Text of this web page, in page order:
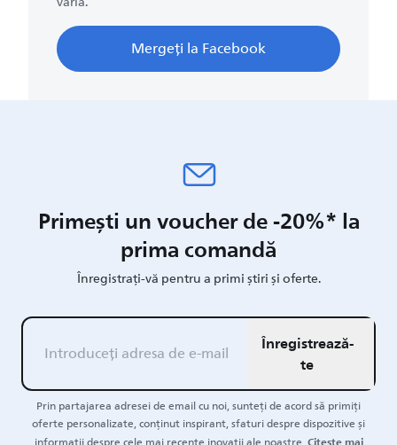
Mergeți la Facebook
Primești un voucher de -20%* la
prima comandă
Înregistrați-vă pentru a primi știri și oferte.
Înregistrează-
te
Prin partajarea adresei de email cu noi, sunteți de acord să primiți
oferte personalizate, conținut inspirant, sfaturi despre dispozitive și